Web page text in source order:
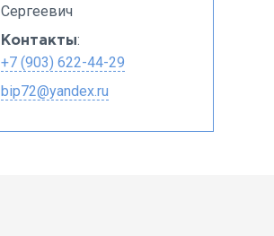
Сергеевич
Контакты:
+7 (903) 622-44-29
bip72@yandex.ru